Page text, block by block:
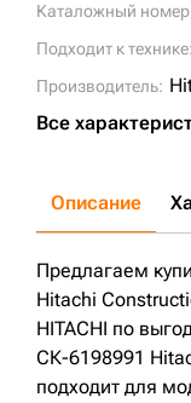
Каталожный
Подходит к технике:
Производитель:
Все
Описание
Предлагаем
Hitachi
HITACHI по
СК-6198991
подходит для